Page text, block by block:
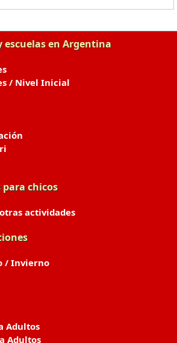
escuelas en Argentina
/ Nivel Inicial
para chicos
actividades
/ Invierno
Adultos
Adultos